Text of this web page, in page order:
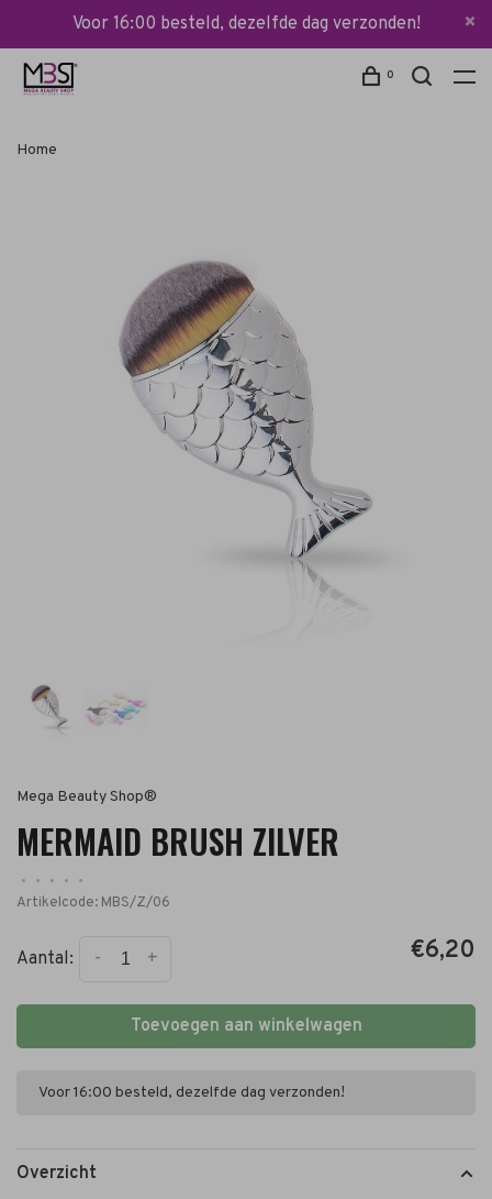
Voor 16:00 besteld, dezelfde dag verzonden!
0
Home
Mega Beauty Shop®
MERMAID BRUSH ZILVER
• • • •
•
Artikelcode: MBS/Z/06
Aantal: +
- €6,20
Toevoegen aan winkelwagen
Voor 16:00 besteld, dezelfde dag verzonden!
Overzicht